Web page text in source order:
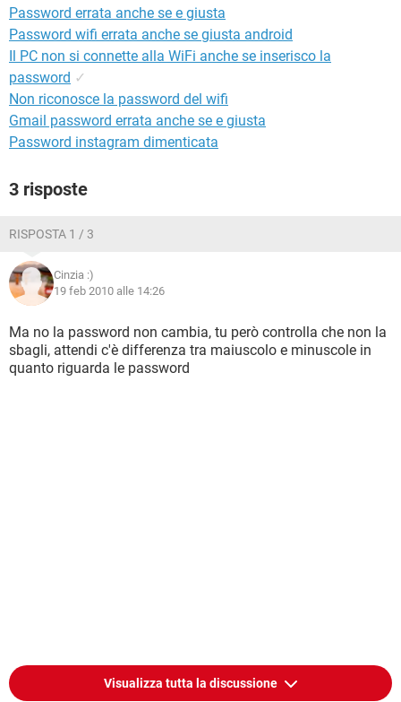
Password errata anche se e giusta
Password wifi errata anche se giusta android
Il PC non si connette alla WiFi anche se inserisco la
password ✓
Non riconosce la password del wifi
Gmail password errata anche se e giusta
Password instagram dimenticata
3 risposte
RISPOSTA 1 / 3
Cinzia :)
19 feb 2010 alle 14:26
Ma no la password non cambia, tu però controlla che non la
sbagli, attendi c'è differenza tra maiuscolo e minuscole in
quanto riguarda le password
Visualizza tutta la discussione